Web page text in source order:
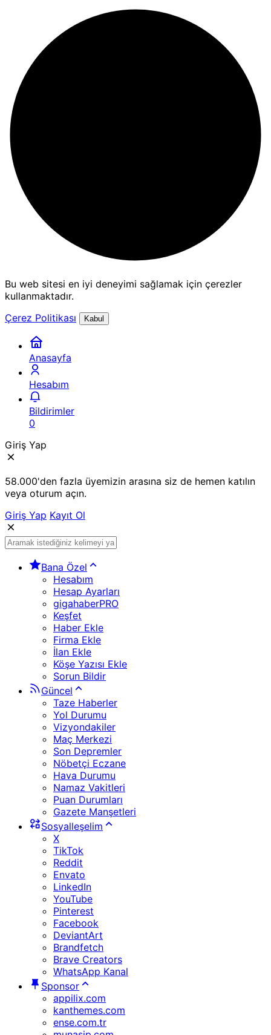
Bu web sitesi en iyi deneyimi sağlamak için çerezler
kullanmaktadır.
Çerez Politikası
Kabul
Anasayfa
Hesabım
Bildirimler
0
Giriş Yap
58.000'den fazla üyemizin arasına siz de hemen katılın
veya oturum açın.
Giriş Yap Kayıt Ol
Bana Özel
Hesabım
Hesap Ayarları
gigahaberPRO
Keşfet
Haber Ekle
Firma Ekle
İlan Ekle
Köşe Yazısı Ekle
Sorun Bildir
Güncel
Taze Haberler
Yol Durumu
Vizyondakiler
Maç Merkezi
Son Depremler
Nöbetçi Eczane
Hava Durumu
Namaz Vakitleri
Puan Durumları
Gazete Manşetleri
Sosyalleşelim
X
TikTok
Reddit
Envato
LinkedIn
YouTube
Pinterest
Facebook
DeviantArt
Brandfetch
Brave Creators
WhatsApp Kanal
Sponsor
appilix.com
kanthemes.com
ense.com.tr